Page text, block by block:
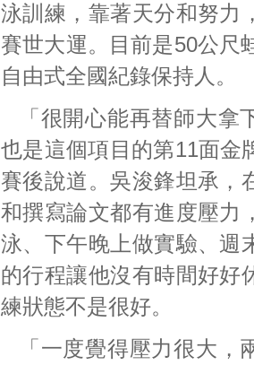
泳訓練，靠著天分和努力
賽世大運。目前是50公尺
自由式全國紀錄保持人。
「很開心能再替師大拿
也是這個項目的第11面金
賽後說道。吳浚鋒坦承，
和撰寫論文都有進度壓力
泳、下午晚上做實驗、週
的行程讓他沒有時間好好
練狀態不是很好。
「一度覺得壓力很大，